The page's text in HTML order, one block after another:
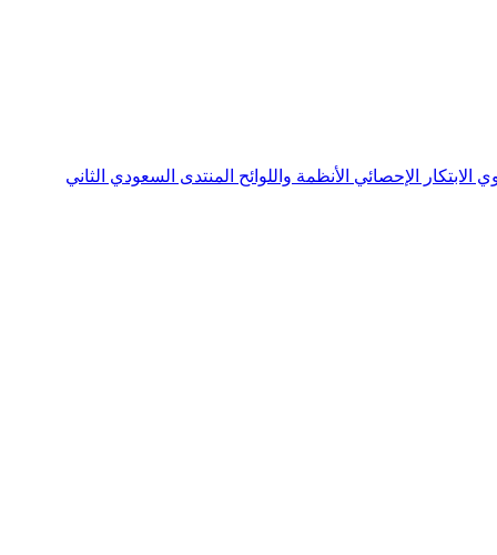
الابتكار الإحصائي الأنظمة واللوائح المنتدى السعودي الثاني